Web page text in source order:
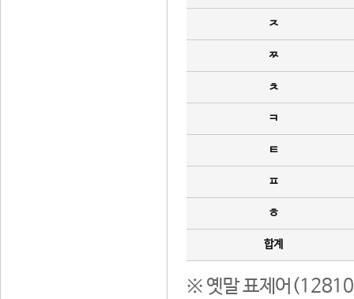
ㅈ
ㅉ
ㅊ
ㅋ
ㅌ
ㅍ
ㅎ
합계
※ 옛말 표제어(12810